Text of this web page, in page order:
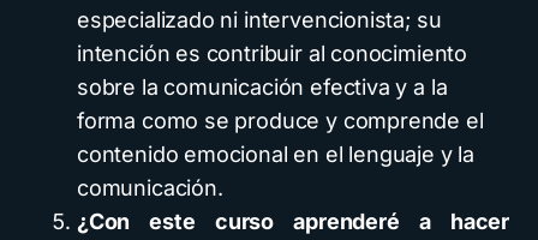
especializado ni intervencionista; su
intención es contribuir al conocimiento
sobre la comunicación efectiva y a la
forma como se produce y comprende el
contenido emocional en el lenguaje y la
comunicación.
¿Con este curso aprenderé a hacer